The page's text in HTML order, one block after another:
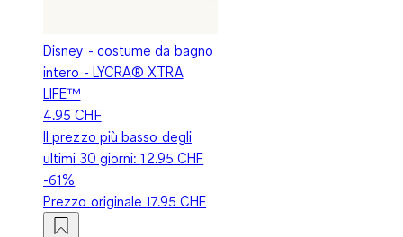
Disney - costume da bagno
intero - LYCRA® XTRA
LIFE™
4.95 CHF
Il prezzo più basso degli
ultimi 30 giorni:12.95 CHF
-61%
Prezzo originale17.95 CHF